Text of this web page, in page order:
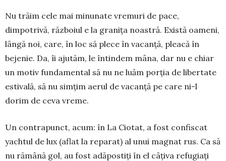
Nu trăim cele mai minunate vremuri de pace,
dimpotrivă, războiul e la granița noastră. Există oameni,
lângă noi, care, în loc să plece în vacanță, pleacă în
bejenie. Da, îi ajutăm, le întindem mâna, dar nu e chiar
un motiv fundamental să nu ne luăm porția de libertate
estivală, să nu simțim aerul de vacanță pe care ni-l
dorim de ceva vreme.
Un contrapunct, acum: în La Ciotat, a fost con­fiscat
yachtul de lux (aflat la reparat) al unui mag­nat rus. Ca să
nu rămână gol, au fost adăpostiți în el câțiva refugiați